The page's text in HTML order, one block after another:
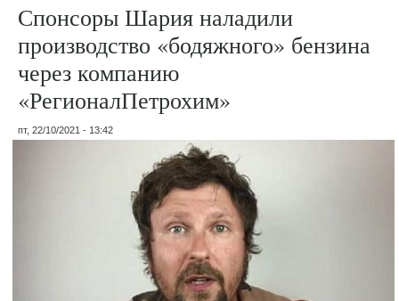
Спонсоры Шария наладили
производство «бодяжного» бензина
через компанию
«РегионалПетрохим»
пт, 22/10/2021 - 13:42